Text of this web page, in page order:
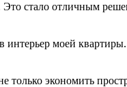
стало отличным
моей квартиры.
экономить